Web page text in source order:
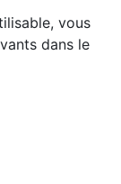
vous
dans le